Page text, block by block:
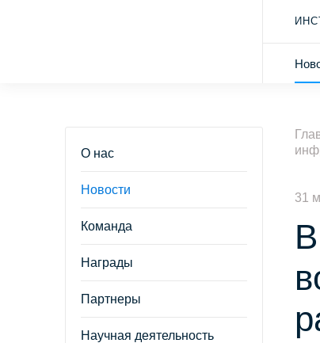
О нас
Новости
Команда
Награды
Партнеры
Научная деятельность
31